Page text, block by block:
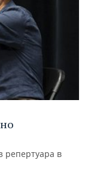
репертуара в